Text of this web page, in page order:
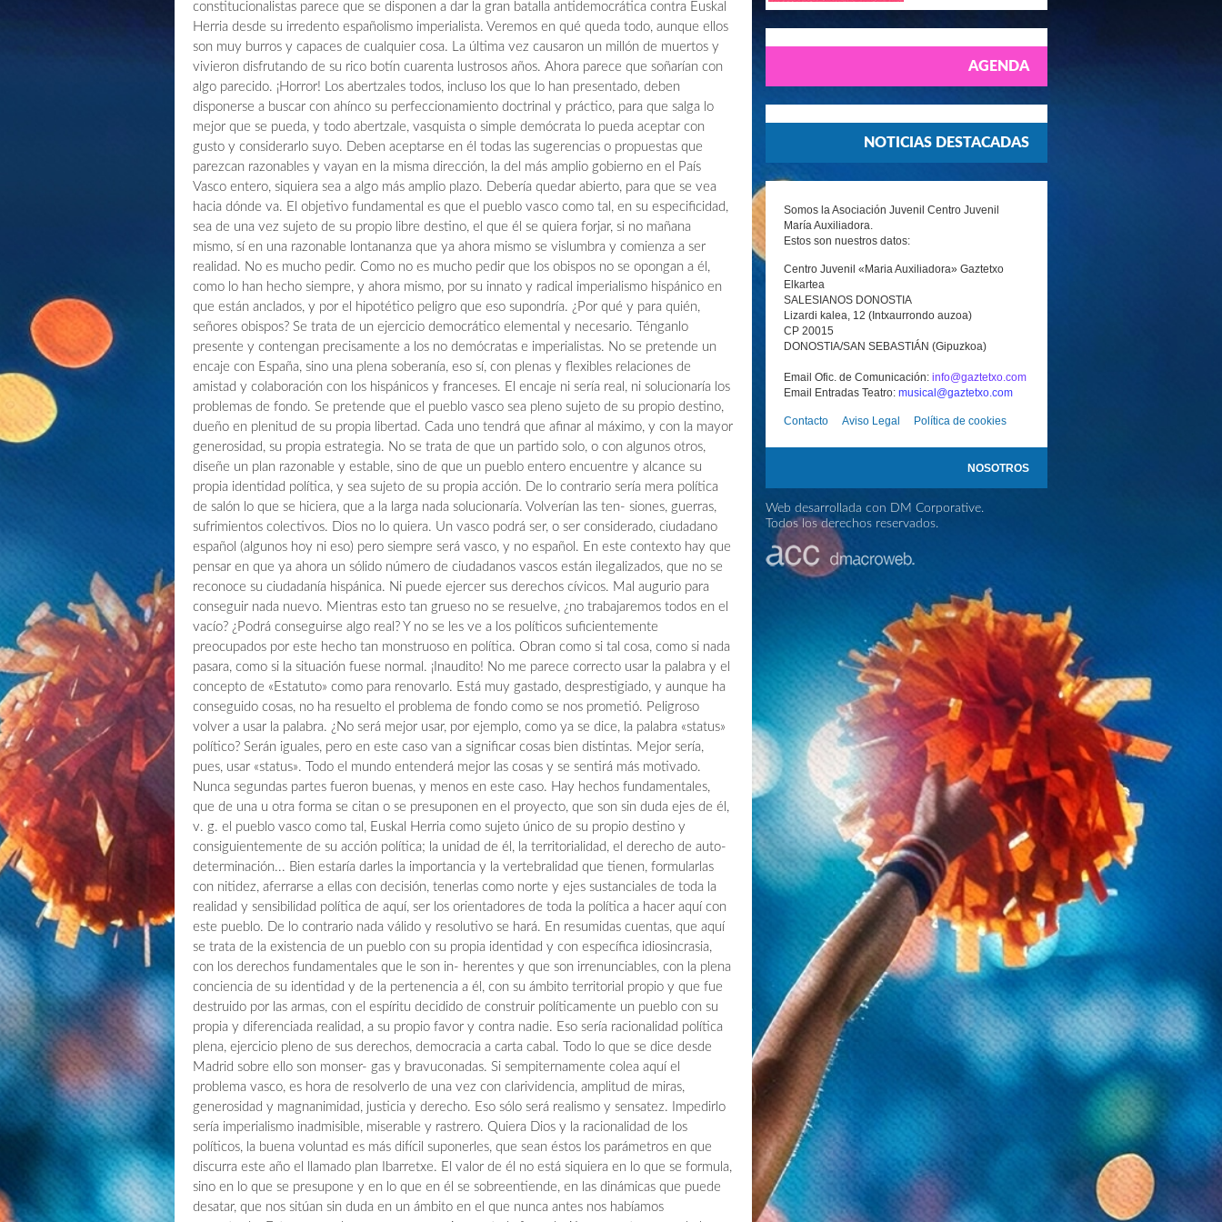
AGENDA
NOTICIAS DESTACADAS
Somos la Asociación Juvenil Centro Juvenil
María Auxiliadora.
Estos son nuestros datos:
Centro Juvenil «Maria Auxiliadora» Gaztetxo
Elkartea
SALESIANOS DONOSTIA
Lizardi kalea, 12 (Intxaurrondo auzoa)
CP 20015
DONOSTIA/SAN SEBASTIÁN (Gipuzkoa)
Email Ofic. de Comunicación: info@gaztetxo.com
Email Entradas Teatro: musical@gaztetxo.com
Contacto Aviso Legal Política de cookies
NOSOTROS
Web desarrollada con DM Corporative.
Todos los derechos reservados.
constitucionalistas parece que se disponen a dar la gran batalla antidemocrática contra Euskal
Herria desde su irredento españolismo imperialista. Veremos en qué queda todo, aunque ellos
son muy burros y capaces de cualquier cosa. La última vez causaron un millón de muertos y
vivieron disfrutando de su rico botín cuarenta lustrosos años. Ahora parece que soñarían con
algo parecido. ¡Horror! Los abertzales todos, incluso los que lo han presentado, deben
disponerse a buscar con ahínco su perfeccionamiento doctrinal y práctico, para que salga lo
mejor que se pueda, y todo abertzale, vasquista o simple demócrata lo pueda aceptar con
gusto y considerarlo suyo. Deben aceptarse en él todas las sugerencias o propuestas que
parezcan razonables y vayan en la misma dirección, la del más amplio gobierno en el País
Vasco entero, siquiera sea a algo más amplio plazo. Debería quedar abierto, para que se vea
hacia dónde va. El objetivo fundamental es que el pueblo vasco como tal, en su especificidad,
sea de una vez sujeto de su propio libre destino, el que él se quiera forjar, si no mañana
mismo, sí en una razonable lontananza que ya ahora mismo se vislumbra y comienza a ser
realidad. No es mucho pedir. Como no es mucho pedir que los obispos no se opongan a él,
como lo han hecho siempre, y ahora mismo, por su innato y radical imperialismo hispánico en
que están anclados, y por el hipotético peligro que eso supondría. ¿Por qué y para quién,
señores obispos? Se trata de un ejercicio democrático elemental y necesario. Ténganlo
presente y contengan precisamente a los no demócratas e imperialistas. No se pretende un
encaje con España, sino una plena soberanía, eso sí, con plenas y flexibles relaciones de
amistad y colaboración con los hispánicos y franceses. El encaje ni sería real, ni solucionaría los
problemas de fondo. Se pretende que el pueblo vasco sea pleno sujeto de su propio destino,
dueño en plenitud de su propia libertad. Cada uno tendrá que afinar al máximo, y con la mayor
generosidad, su propia estrategia. No se trata de que un partido solo, o con algunos otros,
diseñe un plan razonable y estable, sino de que un pueblo entero encuentre y alcance su
propia identidad política, y sea sujeto de su propia acción. De lo contrario sería mera política
de salón lo que se hiciera, que a la larga nada solucionaría. Volverían las ten- siones, guerras,
sufrimientos colectivos. Dios no lo quiera. Un vasco podrá ser, o ser considerado, ciudadano
español (algunos hoy ni eso) pero siempre será vasco, y no español. En este contexto hay que
pensar en que ya ahora un sólido número de ciudadanos vascos están ilegalizados, que no se
reconoce su ciudadanía hispánica. Ni puede ejercer sus derechos cívicos. Mal augurio para
conseguir nada nuevo. Mientras esto tan grueso no se resuelve, ¿no trabajaremos todos en el
vacío? ¿Podrá conseguirse algo real? Y no se les ve a los políticos suficientemente
preocupados por este hecho tan monstruoso en política. Obran como si tal cosa, como si nada
pasara, como si la situación fuese normal. ¡Inaudito! No me parece correcto usar la palabra y el
concepto de «Estatuto» como para renovarlo. Está muy gastado, desprestigiado, y aunque ha
conseguido cosas, no ha resuelto el problema de fondo como se nos prometió. Peligroso
volver a usar la palabra. ¿No será mejor usar, por ejemplo, como ya se dice, la palabra «status»
político? Serán iguales, pero en este caso van a significar cosas bien distintas. Mejor sería,
pues, usar «status». Todo el mundo entenderá mejor las cosas y se sentirá más motivado.
Nunca segundas partes fueron buenas, y menos en este caso. Hay hechos fundamentales,
que de una u otra forma se citan o se presuponen en el proyecto, que son sin duda ejes de él,
v. g. el pueblo vasco como tal, Euskal Herria como sujeto único de su propio destino y
consiguientemente de su acción política; la unidad de él, la territorialidad, el derecho de auto-
determinación... Bien estaría darles la importancia y la vertebralidad que tienen, formularlas
con nitidez, aferrarse a ellas con decisión, tenerlas como norte y ejes sustanciales de toda la
realidad y sensibilidad política de aquí, ser los orientadores de toda la política a hacer aquí con
este pueblo. De lo contrario nada válido y resolutivo se hará. En resumidas cuentas, que aquí
se trata de la existencia de un pueblo con su propia identidad y con específica idiosincrasia,
con los derechos fundamentales que le son in- herentes y que son irrenunciables, con la plena
conciencia de su identidad y de la pertenencia a él, con su ámbito territorial propio y que fue
destruido por las armas, con el espíritu decidido de construir políticamente un pueblo con su
propia y diferenciada realidad, a su propio favor y contra nadie. Eso sería racionalidad política
plena, ejercicio pleno de sus derechos, democracia a carta cabal. Todo lo que se dice desde
Madrid sobre ello son monser- gas y bravuconadas. Si sempiternamente colea aquí el
problema vasco, es hora de resolverlo de una vez con clarividencia, amplitud de miras,
generosidad y magnanimidad, justicia y derecho. Eso sólo será realismo y sensatez. Impedirlo
sería imperialismo inadmisible, miserable y rastrero. Quiera Dios y la racionalidad de los
políticos, la buena voluntad es más difícil suponerles, que sean éstos los parámetros en que
discurra este año el llamado plan Ibarretxe. El valor de él no está siquiera en lo que se formula,
sino en lo que se presupone y en lo que en él se sobreentiende, en las dinámicas que puede
desatar, que nos sitúan sin duda en un ámbito en el que nunca antes nos habíamos